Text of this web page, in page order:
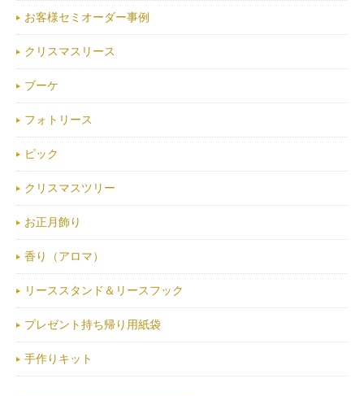
お客様セミオーダー事例
クリスマスリース
ブーケ
フォトリース
ピック
クリスマスツリー
お正月飾り
香り（アロマ）
リーススタンド＆リースフック
プレゼント持ち帰り用紙袋
手作りキット